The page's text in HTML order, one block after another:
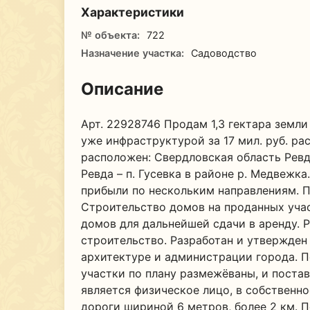
Характеристики
№ объекта:
722
Назначение участка:
Садоводство
Описание
Арт. 22928746 Продам 1,3 гектара
уже инфраструктурой за 17 мил. руб.
расположен: Свердловская область
Ревда – п. Гусевка в районе р.
прибыли по нескольким направлениям.
Строительство домов на проданных
домов для дальнейшей сдачи в аренду.
строительство. Разработан и
архитектуре и администрации города.
участки по плану размежёваны, и
является физическое лицо, в
дороги шириной 6 метров, более 2 км.